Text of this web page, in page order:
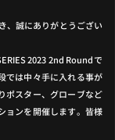
、誠にありがとうござい
2023 2nd Roundで
では中々手に入れる事が
ポスター、グローブなど
ョンを開催します。皆様